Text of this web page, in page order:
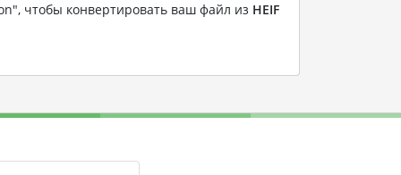
чтобы конвертировать ваш файл из HEIF